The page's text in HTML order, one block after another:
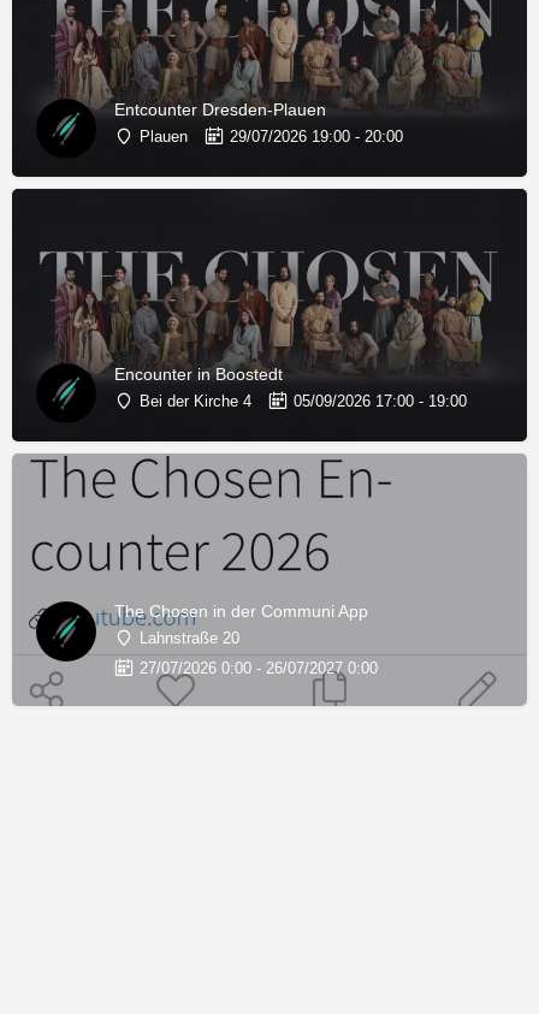
Entcounter Dresden-Plauen
Plauen 29/07/2026 19:00 - 20:00
Encounter in Boostedt
Bei der Kirche 4 05/09/2026 17:00 - 19:00
The Chosen in der Communi App
Lahnstraße 20
27/07/2026 0:00 - 26/07/2027 0:00